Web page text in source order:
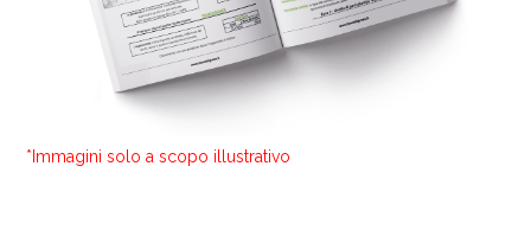
*Immagini solo a scopo illustrativo